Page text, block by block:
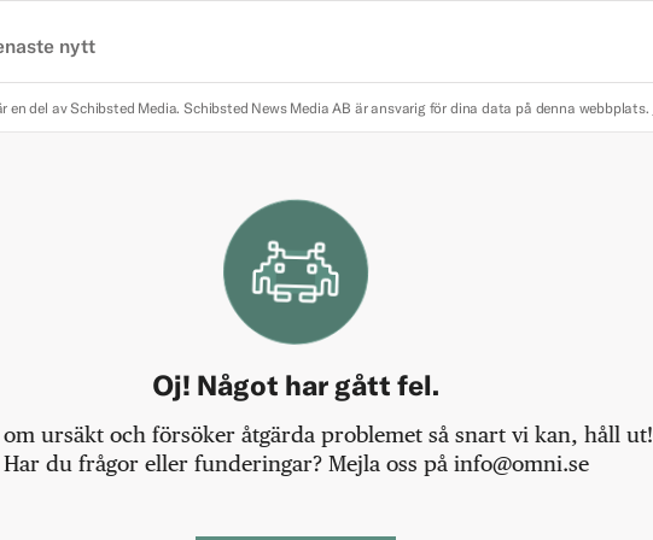
nytt
en del av Schibsted Media. Schibsted News Media AB är ansvarig för dina data på denna webbplats.
Oj! Något har gått fel.
ursäkt och försöker åtgärda problemet så snart vi kan, håll ut!
Har du frågor eller funderingar? Mejla oss på info@omni.se